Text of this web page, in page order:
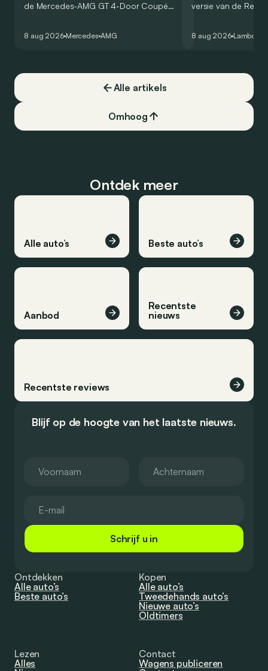
de Mercedes-AMG GT 4-Door Coupé
8 aug 2026 Mercedes AMG
versie van de
een record voor
8 aug 2026
Alle artikels
Omhoog
Ontdek meer
Alle auto’s Beste auto’s
Aanbod
Recentste
nieuws
Recentste reviews
Blijf op de hoogte van het laatste nieuws.
Schrijf u in
Ontdekken
Alle auto’s
Beste auto’s
Kopen
Alle auto’s
Tweedehands auto’s
Nieuwe auto’s
Oldtimers
Lezen
Alles
Contact
Wagens publiceren